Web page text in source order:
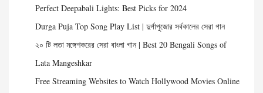
Perfect Deepabali Lights: Best Picks for 2024
Durga Puja Top Song Play List | দুর্গাপুজোর সর্বকালের সেরা গান
২০ টি লতা মঙ্গেশকরের সেরা বাংলা গান | Best 20 Bengali Songs of
Lata Mangeshkar
Free Streaming Websites to Watch Hollywood Movies Online